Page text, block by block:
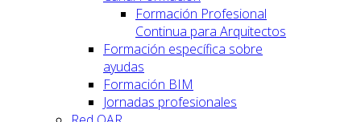
Formación Profesional
Continua para Arquitectos
Formación específica sobre
ayudas
Formación BIM
Jornadas profesionales